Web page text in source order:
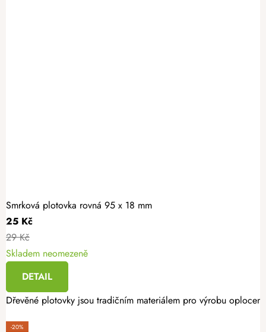
Smrková plotovka rovná 95 x 18 mm
25 Kč
29 Kč
Skladem neomezeně
DETAIL
Dřevěné plotovky jsou tradičním materiálem pro výrobu
-20%